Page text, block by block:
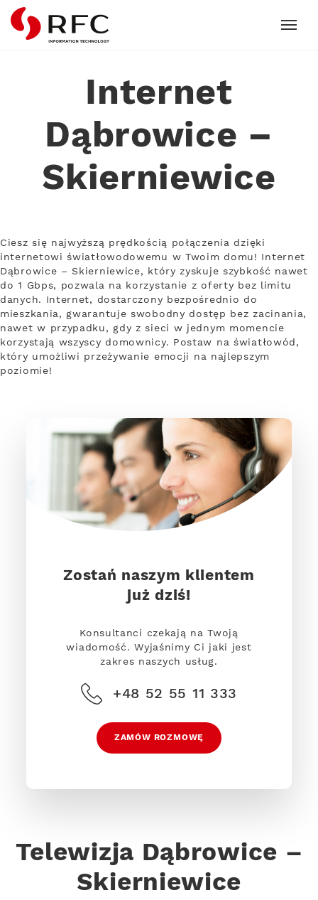
RFC
Internet
Dąbrowice –
Skierniewice
Ciesz się najwyższą prędkością połączenia dzięki
internetowi światłowodowemu w Twoim domu! Internet
Dąbrowice – Skierniewice, który zyskuje szybkość nawet
do 1 Gbps, pozwala na korzystanie z oferty bez limitu
danych. Internet, dostarczony bezpośrednio do
mieszkania, gwarantuje swobodny dostęp bez zacinania,
nawet w przypadku, gdy z sieci w jednym momencie
korzystają wszyscy domownicy. Postaw na światłowód,
który umożliwi przeżywanie emocji na najlepszym
poziomie!
Zostań naszym klientem
już dziś!
Konsultanci czekają na Twoją
wiadomość. Wyjaśnimy Ci jaki jest
zakres naszych usług.
+48 52 55 11 333
ZAMÓW ROZMOWĘ
Telewizja Dąbrowice –
Skierniewice